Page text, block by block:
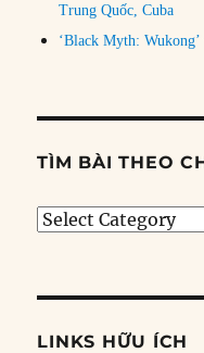
Trung Quốc, Cuba
‘Black Myth:
TÌM BÀI THEO
Tìm
đề
LINKS HỮU ÍCH